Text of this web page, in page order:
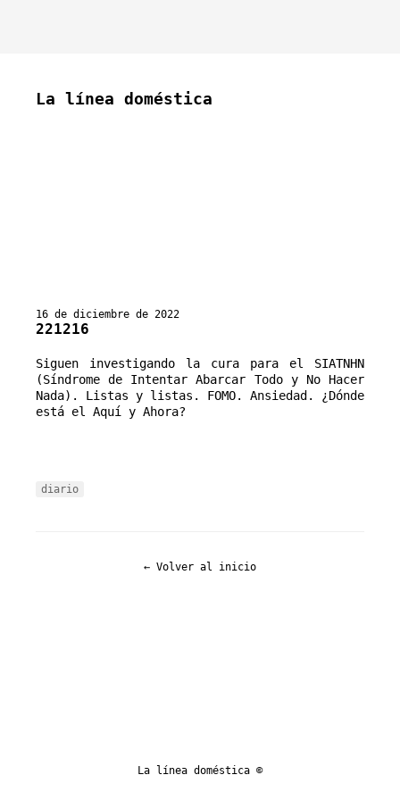
La línea doméstica
16 de diciembre de 2022
221216
Siguen investigando la cura para el SIATNHN
(Síndrome de Intentar Abarcar Todo y No Hacer
Nada). Listas y listas. FOMO. Ansiedad. ¿Dónde
está el Aquí y Ahora?
diario
← Volver al inicio
La línea doméstica ©